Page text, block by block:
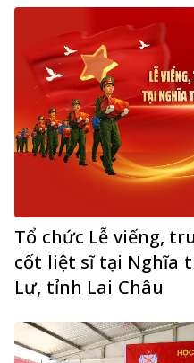
Tổ chức Lễ viếng,
cốt liệt sĩ tại Nghĩa
Lư, tỉnh Lai Châu